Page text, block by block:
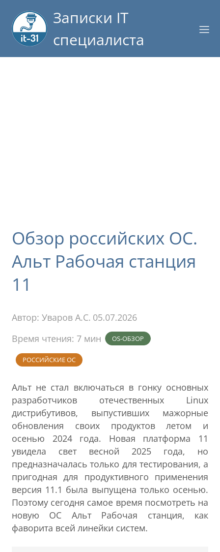
Записки IT
специалиста
Обзор российских ОС.
Альт Рабочая станция
11
Автор: Уваров А.С. 05.07.2026
Время чтения: 7 мин
OS-ОБЗОР
РОССИЙСКИЕ ОС
Альт не стал включаться в гонку основных
разработчиков отечественных Linux
дистрибутивов, выпустивших мажорные
обновления своих продуктов летом и
осенью 2024 года. Новая платформа 11
увидела свет весной 2025 года, но
предназначалась только для тестирования, а
пригодная для продуктивного применения
версия 11.1 была выпущена только осенью.
Поэтому сегодня самое время посмотреть на
новую ОС Альт Рабочая станция, как
фаворита всей линейки систем.